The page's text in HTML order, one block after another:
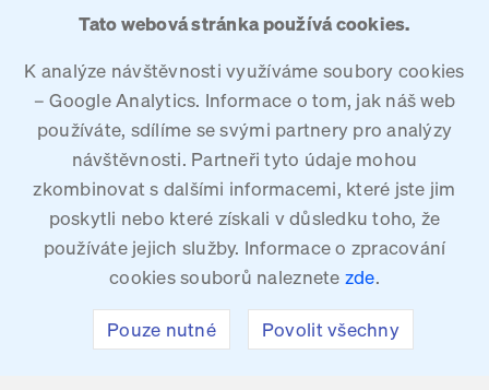
Tato webová stránka používá cookies.
K analýze návštěvnosti využíváme soubory cookies
– Google Analytics. Informace o tom, jak náš web
používáte, sdílíme se svými partnery pro analýzy
návštěvnosti. Partneři tyto údaje mohou
zkombinovat s dalšími informacemi, které jste jim
poskytli nebo které získali v důsledku toho, že
používáte jejich služby. Informace o zpracování
cookies souborů naleznete zde.
Pouze nutné Povolit všechny